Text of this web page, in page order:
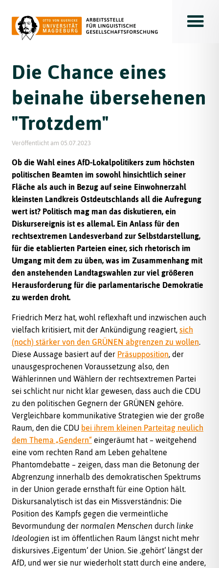
Die Chance eines
beinahe übersehenen
"Trotzdem"
Veröffentlicht am 05.07.2023
Ob die Wahl eines AfD-Lokalpolitikers zum höchsten
politischen Beamten im sowohl hinsichtlich seiner
Fläche als auch in Bezug auf seine Einwohnerzahl
kleinsten Landkreis Ostdeutschlands all die Aufregung
wert ist? Politisch mag man das diskutieren, ein
Diskursereignis ist es allemal. Ein Anlass für den
rechtsextremen Landesverband zur Selbstdarstellung,
für die etablierten Parteien einer, sich rhetorisch im
Umgang mit dem zu üben, was im Zusammenhang mit
den anstehenden Landtagswahlen zur viel größeren
Herausforderung für die parlamentarische Demokratie
zu werden droht.
Friedrich Merz hat, wohl reflexhaft und inzwischen auch
vielfach kritisiert, mit der Ankündigung reagiert, sich
(noch) stärker von den GRÜNEN abgrenzen zu wollen.
Diese Aussage basiert auf der Präsupposition, der
unausgesprochenen Voraussetzung also, den
Wählerinnen und Wählern der rechtsextremen Partei
sei schlicht nur nicht klar gewesen, dass auch die CDU
zu den politischen Gegnern der GRÜNEN gehöre.
Vergleichbare kommunikative Strategien wie der große
Raum, den die CDU bei ihrem kleinen Parteitag neulich
dem Thema „Gendern“ eingeräumt hat – weitgehend
eine vom rechten Rand am Leben gehaltene
Phantomdebatte – zeigen, dass man die Betonung der
Abgrenzung innerhalb des demokratischen Spektrums
in der Union gerade ernsthaft für eine Option hält.
Diskursanalytisch ist das ein Missverständnis: Die
Position des Kampfs gegen die vermeintliche
Bevormundung der normalen Menschen durch linke
Ideologien ist im öffentlichen Raum längst nicht mehr
diskursives ‚Eigentum‘ der Union. Sie ‚gehört‘ längst der
AfD, und wer sie nur wiederholt statt durch eine andere,